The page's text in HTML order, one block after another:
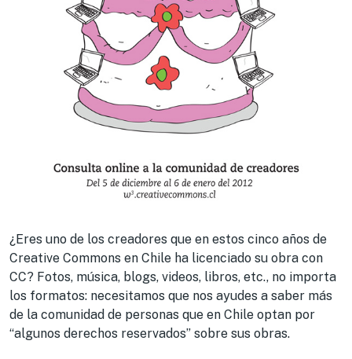
¿Eres uno de los creadores que en estos cinco años de
Creative Commons en Chile ha licenciado su obra con
CC? Fotos, música, blogs, videos, libros, etc., no importa
los formatos: necesitamos que nos ayudes a saber más
de la comunidad de personas que en Chile optan por
“algunos derechos reservados” sobre sus obras.